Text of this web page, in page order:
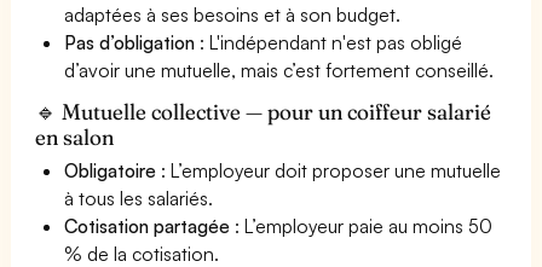
adaptées à ses besoins et à son budget.
Pas d’obligation : L'indépendant n'est pas obligé
d’avoir une mutuelle, mais c’est fortement conseillé.
🔹 Mutuelle collective — pour un coiffeur salarié
en salon
Obligatoire : L’employeur doit proposer une mutuelle
à tous les salariés.
Cotisation partagée : L’employeur paie au moins 50
% de la cotisation.